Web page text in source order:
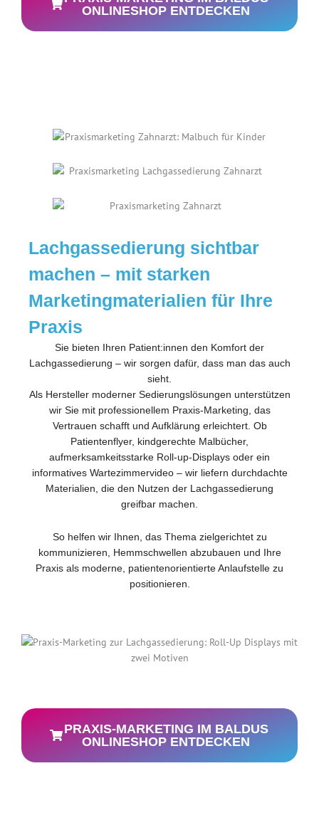
ONLINESHOP ENTDECKEN
Lachgassedierung sichtbar
machen – mit starken
Marketingmaterialien für Ihre
Praxis
Sie bieten Ihren Patient:innen den Komfort der
Lachgassedierung – wir sorgen dafür, dass man das auch
sieht.
Als Hersteller moderner Sedierungslösungen unterstützen
wir Sie mit professionellem Praxis-Marketing, das
Vertrauen schafft und Aufklärung erleichtert. Ob
Patientenflyer, kindgerechte Malbücher,
aufmerksamkeitsstarke Roll-up-Displays oder ein
informatives Wartezimmervideo – wir liefern durchdachte
Materialien, die den Nutzen der Lachgassedierung
greifbar machen.
So helfen wir Ihnen, das Thema zielgerichtet zu
kommunizieren, Hemmschwellen abzubauen und Ihre
Praxis als moderne, patientenorientierte Anlaufstelle zu
positionieren.
PRAXIS-MARKETING IM BALDUS
ONLINESHOP ENTDECKEN